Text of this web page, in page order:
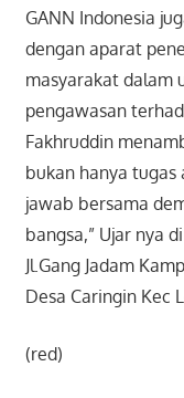
GANN Indonesia
dengan aparat
masyarakat dalam
pengawasan
Fakhruddin
bukan hanya
jawab bersama
bangsa,” Ujar nya
Jl.Gang Jadam
Desa Caringin Kec
(red)